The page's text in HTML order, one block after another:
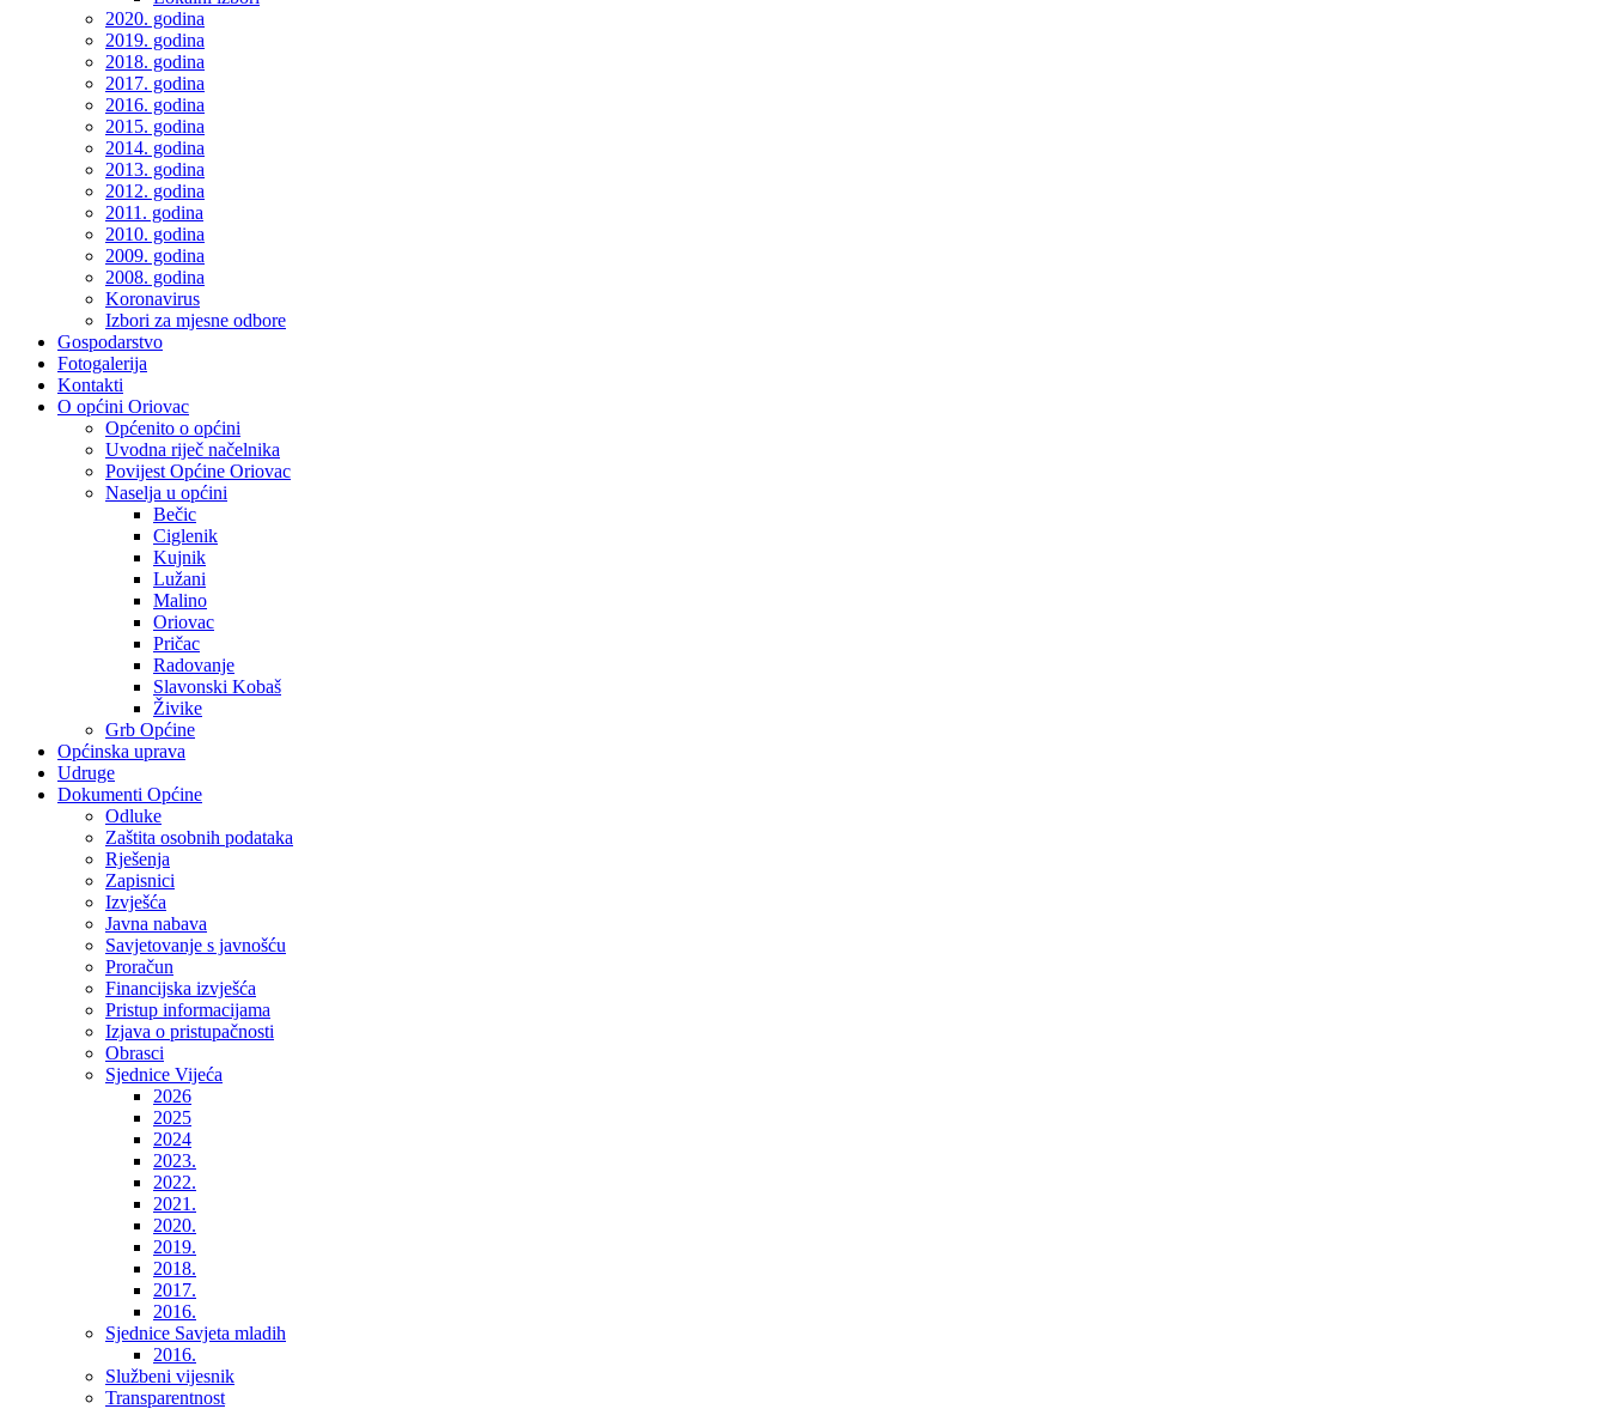
2020. godina
2019. godina
2018. godina
2017. godina
2016. godina
2015. godina
2014. godina
2013. godina
2012. godina
2011. godina
2010. godina
2009. godina
2008. godina
Koronavirus
Izbori za mjesne odbore
Gospodarstvo
Fotogalerija
Kontakti
O općini Oriovac
Općenito o općini
Uvodna riječ načelnika
Povijest Općine Oriovac
Naselja u općini
Bečic
Ciglenik
Kujnik
Lužani
Malino
Oriovac
Pričac
Radovanje
Slavonski Kobaš
Živike
Grb Općine
Općinska uprava
Udruge
Dokumenti Općine
Odluke
Zaštita osobnih podataka
Rješenja
Zapisnici
Izvješća
Javna nabava
Savjetovanje s javnošću
Proračun
Financijska izvješća
Pristup informacijama
Izjava o pristupačnosti
Obrasci
Sjednice Vijeća
2026
2025
2024
2023.
2022.
2021.
2020.
2019.
2018.
2017.
2016.
Sjednice Savjeta mladih
2016.
Službeni vijesnik
Transparentnost